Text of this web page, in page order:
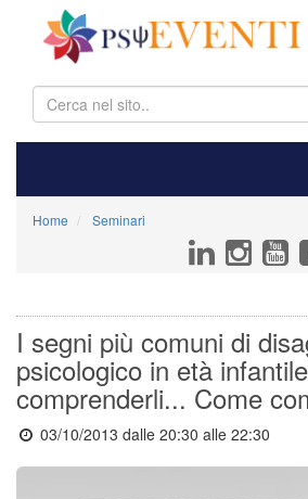
Home Seminari
I segni più comuni di
psicologico in età
comprenderli... Come
03/10/2013 dalle 20:30 alle 22:30